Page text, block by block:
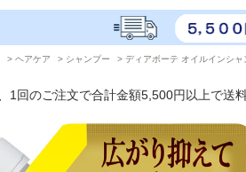
> ヘアケア > シャンプー > ディアボーテ オイルインシ
1回のご注文で合計金額5,500円以上で送